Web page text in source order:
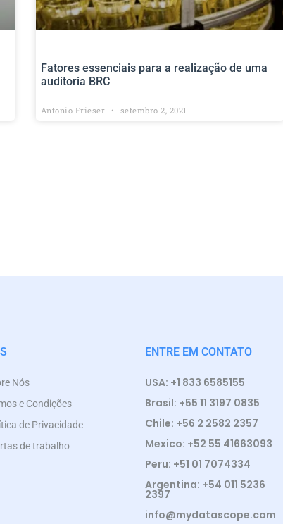
Fatores essenciais para a realização de uma
auditoria BRC
Antonio Frieser setembro 2, 2021
Nós
e Condições
de Privacidade
de trabalho
ENTRE EM CONTATO
USA: +1 833 6585155
Brasil: +55 11 3197 0835
Chile: +56 2 2582 2357
Mexico: +52 55 41663093
Peru: +51 01 7074334
Argentina: +54 011 5236
2397
info@mydatascope.com